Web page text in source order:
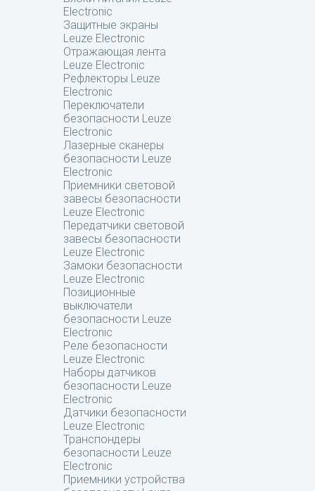
Electronic
Защитные экраны
Leuze Electronic
Отражающая лента
Leuze Electronic
Рефлекторы Leuze
Electronic
Переключатели
безопасности Leuze
Electronic
Лазерные сканеры
безопасности Leuze
Electronic
Приемники световой
завесы безопасности
Leuze Electronic
Передатчики световой
завесы безопасности
Leuze Electronic
Замоки безопасности
Leuze Electronic
Позиционные
выключатели
безопасности Leuze
Electronic
Реле безопасности
Leuze Electronic
Наборы датчиков
безопасности Leuze
Electronic
Датчики безопасности
Leuze Electronic
Транспондеры
безопасности Leuze
Electronic
Приемники устройства